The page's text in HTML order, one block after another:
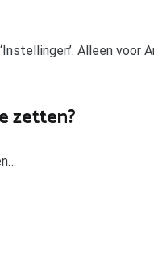
Alleen voor
zetten?